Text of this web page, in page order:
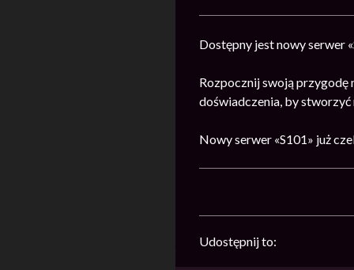
Dostępny jest nowy serwer
Rozpocznij swoją przygodę
doświadczenia, by
Nowy serwer «S101» już
Udostępnij to: